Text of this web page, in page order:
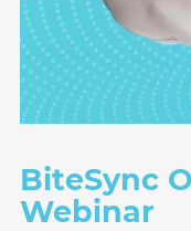
BiteSync
Webinar